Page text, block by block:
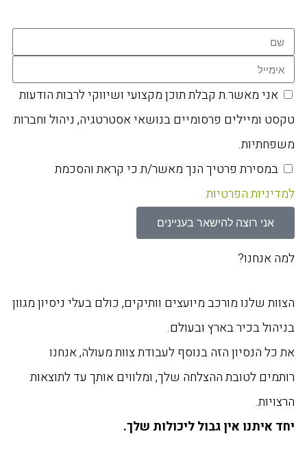
אני מאשר.ת קבלת תוכן מקצועי ושיווקי לרבות הודעות
טקסט ומיילים פרסומיים בנושאי אסטרטגיה, ניהול וחברות
משפחתיות.
במסירת פרטיך הנך מאשר/ת כי קראת והסכמת
למדיניות הפרטיות
אני רוצה להישאר בעניינים
למה אנחנו?
הצוות שלנו מורכב מיועצים וותיקים, כולם בעלי ניסיון מגוון
בניהול בכיר בארץ ובעולם.
את כל הנסיון הזה בנוסף לעבודת צוות מעולה, אנחנו
רותמים לטובת ההצלחה שלך, ומלווים אותך עד לתוצאות
הרצויות.
יחד איתנו אין גבול ליכולות שלך.